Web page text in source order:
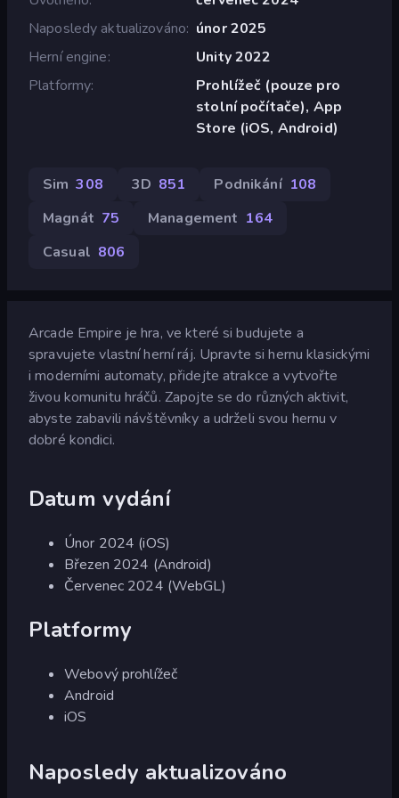
Naposledy aktualizováno únor 2025
Herní engine
Unity 2022
Platformy
Prohlížeč (pouze pro
stolní počítače), App
Store (iOS, Android)
Sim 308 3D 851 Podnikání 108
Magnát 75 Management 164
Casual 806
Arcade Empire je hra, ve které si budujete a
spravujete vlastní herní ráj. Upravte si hernu klasickými
i moderními automaty, přidejte atrakce a vytvořte
živou komunitu hráčů. Zapojte se do různých aktivit,
abyste zabavili návštěvníky a udrželi svou hernu v
dobré kondici.
Datum vydání
Únor 2024 (iOS)
Březen 2024 (Android)
Červenec 2024 (WebGL)
Platformy
Webový prohlížeč
Android
iOS
Naposledy aktualizováno